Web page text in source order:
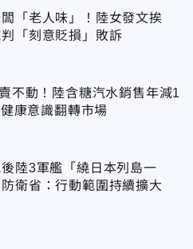
「老人味」！陸女發文挨
「刻意貶損」敗訴
不動！陸含糖汽水銷售年減1
康意識翻轉市場
陸3軍艦「繞日本列島一
衛省：行動範圍持續擴大